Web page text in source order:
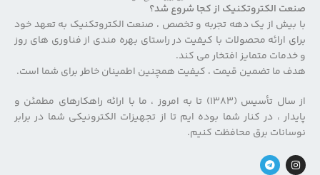
صنعت الکتروتکنیک از کجا شروع شد؟
با بیش از یک دهه تجربه و تخصص ، صنعت الکتروتکنیک به تعهد خود
برای ارائه محصولات با کیفیت در راستای بهره مندی از فناوری های روز
و خدمات متمایز افتخار می کند.
هدف ما تضمین قیمت ، کیفیت همچنین اطمینان خاطر برای شما است.
از سال تأسیس (۱۳۸۳) تا به امروز ، ما با ارائه راهکارهای مطمئن و
پایدار ، در کنار شما بوده ایم تا از تجهیزات الکترونیکی شما در برابر
نوسانات برق محافظت کنیم.